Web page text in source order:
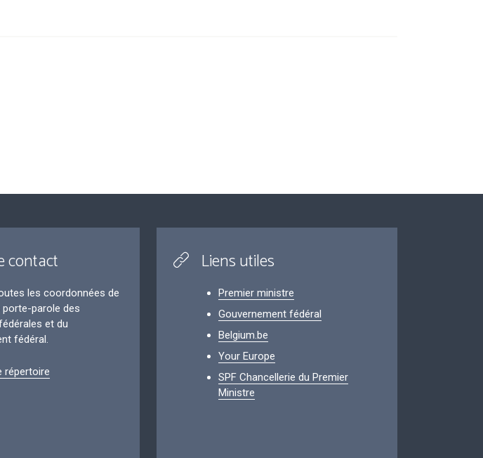
contact
les coordonnées de
parole des
et du
fédéral.
répertoire
Liens utiles
Premier ministre
Gouvernement fédéral
Belgium.be
Your Europe
SPF Chancellerie du Premier
Ministre